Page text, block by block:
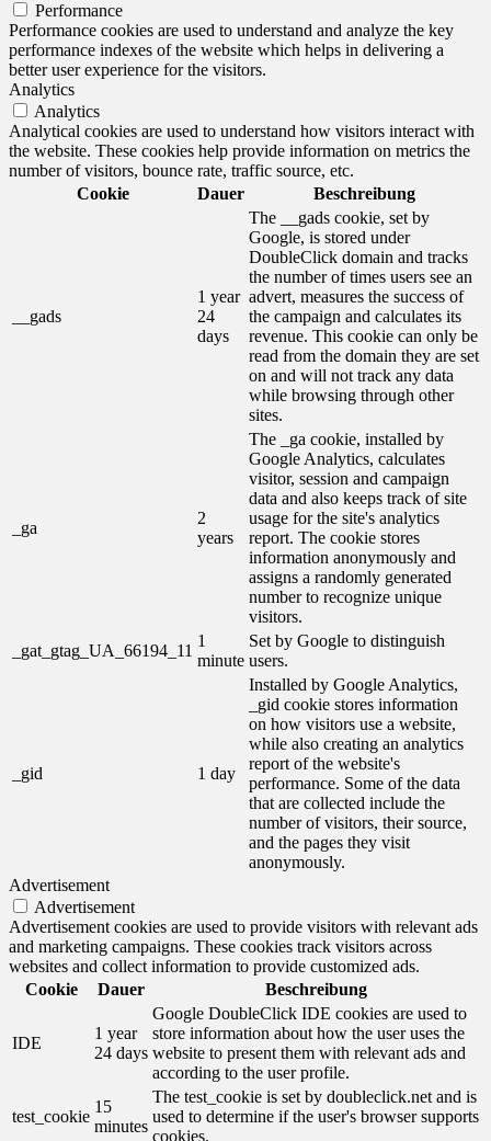
Performance
Performance cookies are used to understand and analyze the key
performance indexes of the website which helps in delivering a
better user experience for the visitors.
Analytics
Analytics
Analytical cookies are used to understand how visitors interact with
the website. These cookies help provide information on metrics the
number of visitors, bounce rate, traffic source, etc.
Cookie
Dauer Beschreibung
__gads
1 year
24
days
The __gads cookie, set by
Google, is stored under
DoubleClick domain and tracks
the number of times users see an
advert, measures the success of
the campaign and calculates its
revenue. This cookie can only be
read from the domain they are set
on and will not track any data
while browsing through other
sites.
_ga
2
years
The _ga cookie, installed by
Google Analytics, calculates
visitor, session and campaign
data and also keeps track of site
usage for the site's analytics
report. The cookie stores
information anonymously and
assigns a randomly generated
number to recognize unique
visitors.
_gat_gtag_UA_66194_11
1
minute
Set by Google to distinguish
users.
_gid 1 day
Installed by Google Analytics,
_gid cookie stores information
on how visitors use a website,
while also creating an analytics
report of the website's
performance. Some of the data
that are collected include the
number of visitors, their source,
and the pages they visit
anonymously.
Advertisement
Advertisement
Advertisement cookies are used to provide visitors with relevant ads
and marketing campaigns. These cookies track visitors across
websites and collect information to provide customized ads.
Cookie
Dauer Beschreibung
IDE
1 year
24 days
Google DoubleClick IDE cookies are used to
store information about how the user uses the
website to present them with relevant ads and
according to the user profile.
test_cookie
15
minutes
The test_cookie is set by doubleclick.net and is
used to determine if the user's browser supports
cookies.